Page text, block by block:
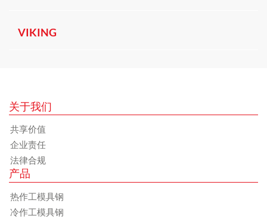
VIKING
关于我们
共享价值
企业责任
法律合规
产品
热作工模具钢
冷作工模具钢